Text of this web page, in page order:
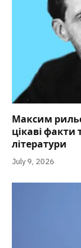
Максим
цікаві факти
літератури
July 9, 2026